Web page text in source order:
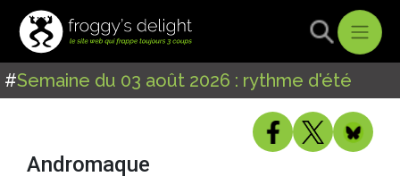
#Semaine du 03 août 2026 : rythme d'été
Andromaque